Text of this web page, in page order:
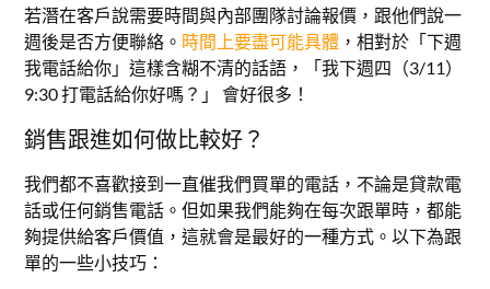
若潛在客戶說需要時間與內部團隊討論報價，跟他們說一
週後是否方便聯絡。 時間上要盡可能具體 ，相對於「下週
我電話給你」這樣含糊不清的話語，「我下週四（3/11）
9:30 打電話給你好嗎？」 會好很多！
銷售跟進如何做比較好？
我們都不喜歡接到一直催我們買單的電話，不論是貸款電
話或任何銷售電話。但如果我們能夠在每次跟單時，都能
夠提供給客戶價值，這就會是最好的一種方式。以下為跟
單的一些小技巧：